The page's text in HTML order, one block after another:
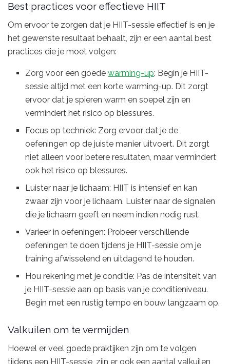
Best practices voor effectieve HIIT
Om ervoor te zorgen dat je HIIT-sessie effectief is en je
het gewenste resultaat behaalt, zijn er een aantal best
practices die je moet volgen:
Zorg voor een goedewarming-up: Begin je HIIT-
sessie altijd met een korte warming-up. Dit zorgt
ervoor dat je spieren warm en soepel zijn en
vermindert het risico op blessures.
Focus op techniek: Zorg ervoor dat je de
oefeningen op de juiste manier uitvoert. Dit zorgt
niet alleen voor betere resultaten, maar vermindert
ook het risico op blessures.
Luister naar je lichaam: HIIT is intensief en kan
zwaar zijn voor je lichaam. Luister naar de signalen
die je lichaam geeft en neem indien nodig rust.
Varieer in oefeningen: Probeer verschillende
oefeningen te doen tijdens je HIIT-sessie om je
training afwisselend en uitdagend te houden.
Hou rekening met je conditie: Pas de intensiteit van
je HIIT-sessie aan op basis van je conditieniveau.
Begin met een rustig tempo en bouw langzaam op.
Valkuilen om te vermijden
Hoewel er veel goede praktijken zijn om te volgen
tijdens een HIIT-sessie, zijn er ook een aantal valkuilen